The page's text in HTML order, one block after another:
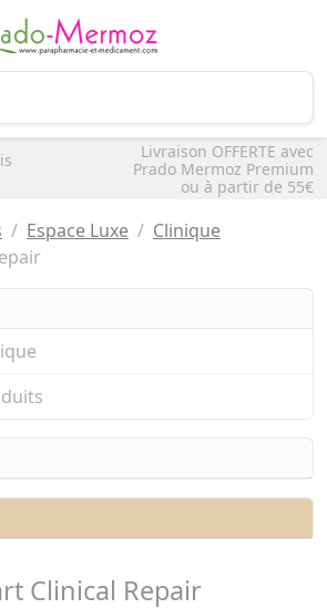
Livraison OFFERTE avec
Prado Mermoz Premium
ou à partir de 55€
Espace Luxe
Clinique
Clinical Repair